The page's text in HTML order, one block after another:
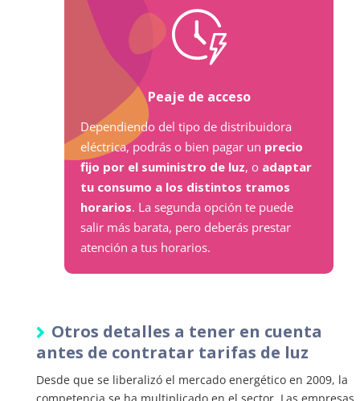
Peaje de acceso
Dependiendo del tipo de distribuidora
eléctrica, podrás o bien pagar un precio
fijo por el suministro de luz, o adaptar
tu consumo a los distintos tramos
horarios. La segunda opción te puede
salir más barata, pero deberás prestar
atención a tus horarios.
Otros detalles a tener en cuenta
antes de contratar tarifas de luz
Desde que se liberalizó el mercado energético en 2009, la